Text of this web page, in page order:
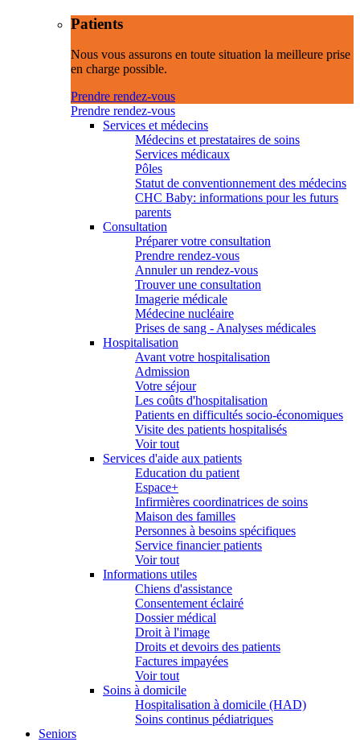
Patients
Nous vous assurons en toute situation la meilleure prise
en charge possible.
Prendre rendez-vous
Prendre rendez-vous
Services et médecins
Médecins et prestataires de soins
Services médicaux
Pôles
Statut de conventionnement des médecins
CHC Baby: informations pour les futurs
parents
Consultation
Préparer votre consultation
Prendre rendez-vous
Annuler un rendez-vous
Trouver une consultation
Imagerie médicale
Médecine nucléaire
Prises de sang - Analyses médicales
Hospitalisation
Avant votre hospitalisation
Admission
Votre séjour
Les coûts d'hospitalisation
Patients en difficultés socio-économiques
Visite des patients hospitalisés
Voir tout
Services d'aide aux patients
Education du patient
Espace+
Infirmières coordinatrices de soins
Maison des familles
Personnes à besoins spécifiques
Service financier patients
Voir tout
Informations utiles
Chiens d'assistance
Consentement éclairé
Dossier médical
Droit à l'image
Droits et devoirs des patients
Factures impayées
Voir tout
Soins à domicile
Hospitalisation à domicile (HAD)
Soins continus pédiatriques
Seniors